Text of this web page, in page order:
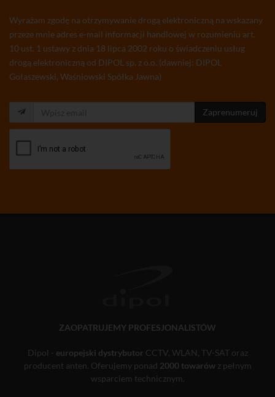
Wyrażam zgodę na otrzymywanie drogą elektroniczną na wskazany
przeze mnie adres e-mail informacji handlowej w rozumieniu art.
10 ust. 1 ustawy z dnia 18 lipca 2002 roku o świadczeniu usług
drogą elektroniczną od DIPOL sp. z o.o. (dawniej: DIPOL
Gołaszewski, Waśniowski Spółka Jawna)
Zaprenumeruj
ZAOPATRUJEMY PROFESJONALISTÓW
Dipol - europejski dystrybutor CCTV, WLAN, TV-SAT oraz
producent anten. Oferujemy ponad 2000 towarówz pełnym
wsparciem technicznym.